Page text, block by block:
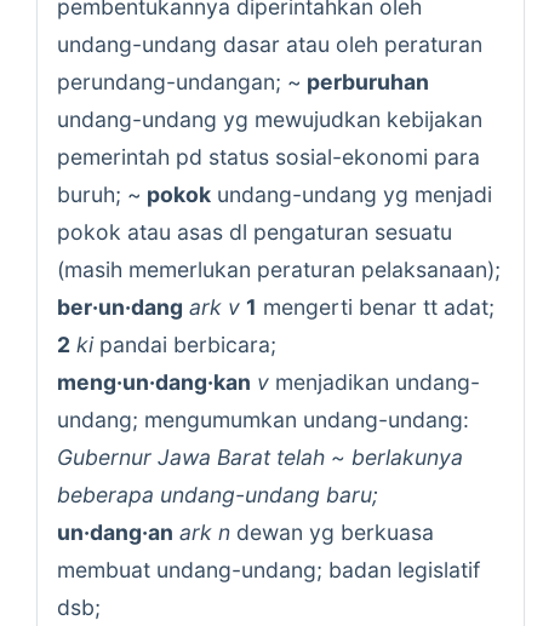
pembentukannya diperintahkan oleh
undang-undang dasar atau oleh peraturan
perundang-undangan; ~ perburuhan
undang-undang yg mewujudkan kebijakan
pemerintah pd status sosial-ekonomi para
buruh; ~ pokok undang-undang yg menjadi
pokok atau asas dl pengaturan sesuatu
(masih memerlukan peraturan pelaksanaan);
ber·un·dang ark v 1 mengerti benar tt adat;
2 kipandai berbicara;
meng·un·dang·kan v menjadikan undang-
undang; mengumumkan undang-undang:
Gubernur Jawa Barat telah ~ berlakunya
beberapa undang-undang baru;
un·dang·an ark n dewan yg berkuasa
membuat undang-undang; badan legislatif
dsb;